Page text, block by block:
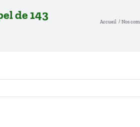
de 143
Accueil Nos